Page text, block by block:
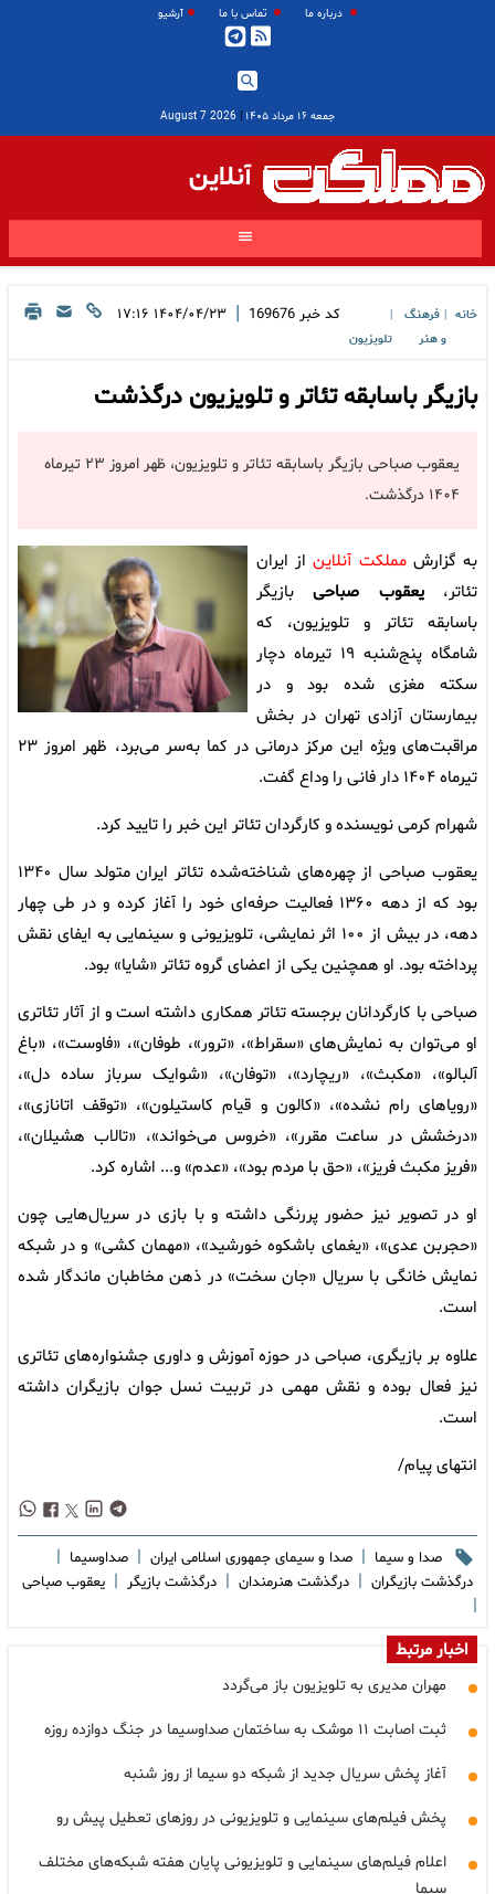
درباره ما تماس با ما آرشیو
جمعه ۱۶ مرداد ۱۴۰۵ |
2026 August 7
آنلاین
خانه
فرهنگ
و هنر
تلویزیون
کد خبر 169676
| ۱۴۰۴/۰۴/۲۳ ۱۷:۱۶
بازیگر باسابقه تئاتر و تلویزیون درگذشت
یعقوب صباحی بازیگر باسابقه تئاتر و تلویزیون، ظهر امروز ۲۳ تیرماه
۱۴۰۴ درگذشت.
به گزارشمملکت آنلاین از ایران
تئاتر، یعقوب صباحیبازیگر
باسابقه تئاتر و تلویزیون، که
شامگاه پنج‌شنبه ۱۹ تیرماه دچار
سکته مغزی شده بود و در
بیمارستان آزادی تهران در بخش
مراقبت‌های ویژه این مرکز درمانی در کما به‌سر می‌برد، ظهر امروز ۲۳
تیرماه ۱۴۰۴ دار فانی را وداع گفت.
شهرام کرمی نویسنده و کارگردان تئاتر این خبر را تایید کرد.
یعقوب صباحی از چهره‌های شناخته‌شده تئاتر ایران متولد سال ۱۳۴۰
بود که از دهه ۱۳۶۰ فعالیت حرفه‌ای خود را آغاز کرده و در طی چهار
دهه، در بیش از ۱۰۰ اثر نمایشی، تلویزیونی و سینمایی به ایفای نقش
پرداخته بود. او همچنین یکی از اعضای گروه تئاتر «شایا» بود.
صباحی با کارگردانان برجسته‌ تئاتر همکاری داشته است و از آثار تئاتری
او می‌توان به نمایش‌های «سقراط»، «ترور»، طوفان»، «فاوست»، «باغ
آلبالو»، «مکبث»، «ریچارد»، «توفان»، «شوایک سرباز ساده دل»،
«رویاهای رام نشده»، «کالون و قیام کاستیلون»، «توقف اتانازی»،
«درخشش در ساعت مقرر»، «خروس می‌خواند»، «تالاب هشیلان»،
«فریز مکبث فریز»، «حق با مردم بود»، «عدم» و... اشاره کرد.
او در تصویر نیز حضور پررنگی داشته و با بازی در سریال‌هایی چون
«حجربن عدی»، «یغمای باشکوه خورشید»، «مهمان کشی» و در شبکه
نمایش خانگی با سریال «جان سخت» در ذهن مخاطبان ماندگار شده
است.
علاوه بر بازیگری، صباحی در حوزه آموزش و داوری جشنواره‌های تئاتری
نیز فعال بوده و نقش مهمی در تربیت نسل جوان بازیگران داشته
است.
انتهای پیام/
صدا و سیما | صدا و سیمای جمهوری اسلامی ایران | صداوسیما |
درگذشت بازیگران | درگذشت هنرمندان | درگذشت بازیگر | یعقوب صباحی
|
اخبار مرتبط
مهران مدیری به تلویزیون باز می‌گردد
ثبت اصابت ۱۱ موشک به ساختمان صداوسیما در جنگ دوازده روزه
آغاز پخش سریال جدید از شبکه دو سیما از روز شنبه
پخش فیلم‌های سینمایی و تلویزیونی در روزهای تعطیل پیش رو
اعلام فیلم‌های سینمایی و تلویزیونی پایان هفته شبکه‌های مختلف
سیما